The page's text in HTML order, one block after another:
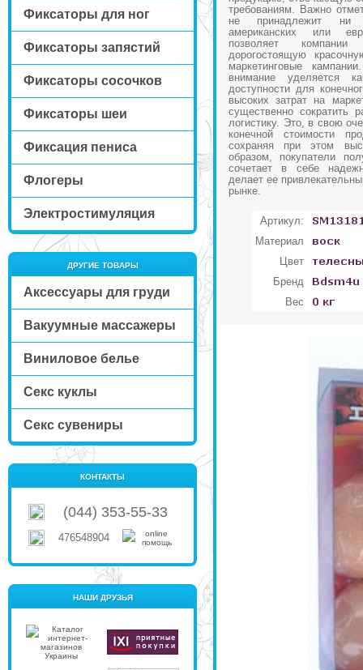
Фиксаторы для ног
Фиксаторы запястий
Фиксаторы сосочков
Фиксаторы шеи
Фиксация пениса
Флогеры
Электростимуляция
ДРУГИЕ ТОВАРЫ
Аксессуары для груди
Вакуумные массажеры
Виниловое белье
Секс куклы
Секс сувениры
КОНТАКТЫ
(044) 353-55-33
476548904
НАШИ ДРУЗЬЯ
требованиям. Важно
не принадлежит ни
американских или
позволяет
дорогостоящую
маркетинговые
внимание уделяется
доступности для
высоких затрат на
существенно сократить
логистику. Это, в свою
конечной стоимости
сохраняя при этом
образом, покупатели
сочетает в себе
делает ее
рынке.
Артикул:
Материал
Цвет
Бренд
Вес